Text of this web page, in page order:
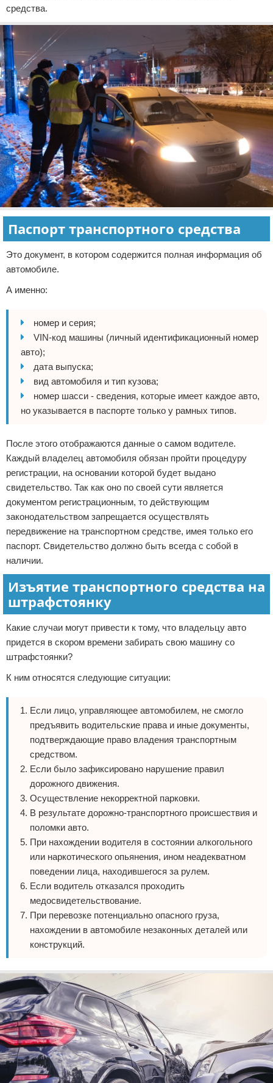
средства.
Паспорт транспортного средства
Это документ, в котором содержится полная информация об
автомобиле.
А именно:
номер и серия;
VIN-код машины (личный идентификационный номер
авто);
дата выпуска;
вид автомобиля и тип кузова;
номер шасси - сведения, которые имеет каждое авто,
но указывается в паспорте только у рамных типов.
После этого отображаются данные о самом водителе.
Каждый владелец автомобиля обязан пройти процедуру
регистрации, на основании которой будет выдано
свидетельство. Так как оно по своей сути является
документом регистрационным, то действующим
законодательством запрещается осуществлять
передвижение на транспортном средстве, имея только его
паспорт. Свидетельство должно быть всегда с собой в
наличии.
Изъятие транспортного средства на
штрафстоянку
Какие случаи могут привести к тому, что владельцу авто
придется в скором времени забирать свою машину со
штрафстоянки?
К ним относятся следующие ситуации:
Если лицо, управляющее автомобилем, не смогло
предъявить водительские права и иные документы,
подтверждающие право владения транспортным
средством.
Если было зафиксировано нарушение правил
дорожного движения.
Осуществление некорректной парковки.
В результате дорожно-транспортного происшествия и
поломки авто.
При нахождении водителя в состоянии алкогольного
или наркотического опьянения, ином неадекватном
поведении лица, находившегося за рулем.
Если водитель отказался проходить
медосвидетельствование.
При перевозке потенциально опасного груза,
нахождении в автомобиле незаконных деталей или
конструкций.